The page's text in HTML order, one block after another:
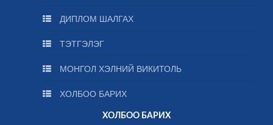
ДИПЛОМ ШАЛГАХ
ТЭТГЭЛЭГ
МОНГОЛ ХЭЛНИЙ ВИКИТОЛЬ
ХОЛБОО БАРИХ
ХОЛБОО БАРИХ